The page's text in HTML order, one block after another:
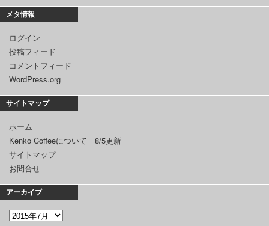
メタ情報
ログイン
投稿フィード
コメントフィード
WordPress.org
サイトマップ
ホーム
Kenko Coffeeについて 8/5更新
サイトマップ
お問合せ
アーカイブ